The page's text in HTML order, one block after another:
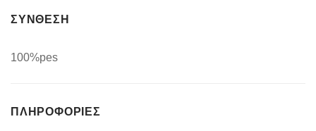
ΣΥΝΘΕΣΗ
100%pes
ΠΛΗΡΟΦΟΡΊΕΣ